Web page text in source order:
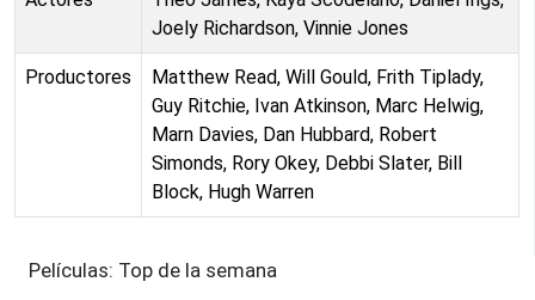
Joely Richardson, Vinnie Jones
Productores
Matthew Read, Will Gould, Frith Tiplady,
Guy Ritchie, Ivan Atkinson, Marc Helwig,
Marn Davies, Dan Hubbard, Robert
Simonds, Rory Okey, Debbi Slater, Bill
Block, Hugh Warren
Películas: Top de la semana